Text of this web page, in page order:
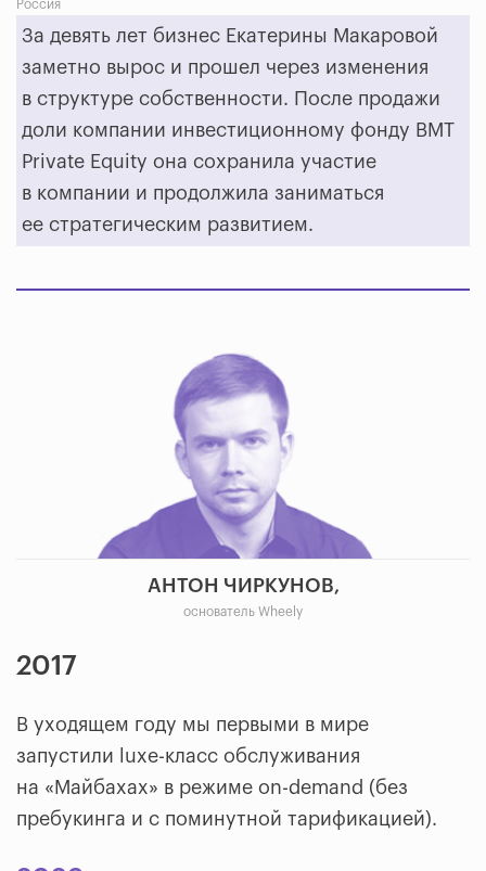
Россия
За девять лет бизнес Екатерины Макаровой
заметно вырос и прошел через изменения
в структуре собственности. После продажи
доли компании инвестиционному фонду BMT
Private Equity она сохранила участие
в компании и продолжила заниматься
ее стратегическим развитием.
АНТОН ЧИРКУНОВ,
основатель Wheely
2017
В уходящем году мы первыми в мире
запустили luxe-класс обслуживания
на «Майбахах» в режиме on-demand (без
пребукинга и с поминутной тарификацией).